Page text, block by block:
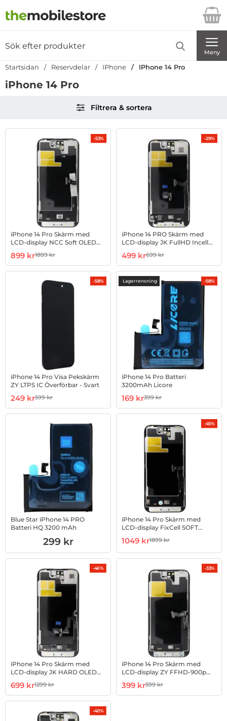
Startsidan för Danira Telecom AB
Meny
Startsidan Reservdelar IPhone IPhone 14 Pro
iPhone 14 Pro
Filtrera & sortera
Filtrera & sortera
produktlista
-53%
iPhone 14 Pro Skärm med
LCD-display NCC Soft OLED
Art. nr 1002970720
rea pris
899 krtidigare pris
1899 kr
-29%
iPhone 14 PRO Skärm med
LCD-display JK FullHD Incell
Art. nr 1002981670
rea pris
499 krtidigare pris
699 kr
-58%
iPhone 14 Pro Visa Pekskärm
ZY LTPS IC Överförbar - Svart
Art. nr 1002966516
rea pris
249 krtidigare pris
599 kr
Lagerrensning -58%
iPhone 14 Pro Batteri
3200mAh Licore
Art. nr 1002967035
rea pris
169 krtidigare pris
399 kr
Blue Star iPhone 14 PRO
Batteri HQ 3200 mAh
Art. nr 1002968125
299 kr
-45%
iPhone 14 Pro Skärm med
LCD-display FixCell SOFT
Art. nr 1002971309
rea pris
1049 krtidigare pris
1899 kr
-46%
iPhone 14 Pro Skärm med
LCD-display JK HARD OLED
Art. nr 1003002624
rea pris
699 krtidigare pris
1299 kr
-33%
iPhone 14 Pro Skärm med
LCD-display ZY FFHD-900p
Art. nr 1003002727
rea pris
399 krtidigare pris
599 kr
-40%